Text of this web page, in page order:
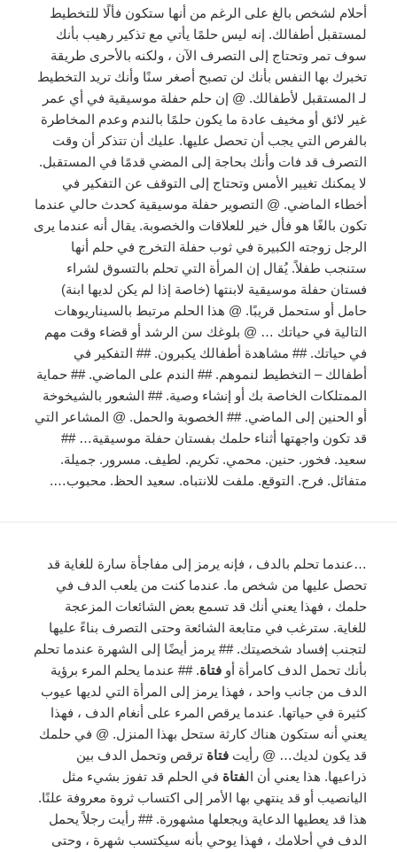
أحلام لشخص بالغ على الرغم من أنها ستكون فألًا للتخطيط
لمستقبل أطفالك. إنه ليس حلمًا يأتي مع تذكير رهيب بأنك
سوف تمر وتحتاج إلى التصرف الآن ، ولكنه بالأحرى طريقة
تخبرك بها النفس بأنك لن تصبح أصغر سنًا وأنك تريد التخطيط
لـ المستقبل لأطفالك. @ إن حلم حفلة موسيقية في أي عمر
غير لائق أو مخيف عادة ما يكون حلمًا بالندم وعدم المخاطرة
بالفرص التي يجب أن تحصل عليها. عليك أن تتذكر أن وقت
التصرف قد فات وأنك بحاجة إلى المضي قدمًا في المستقبل.
لا يمكنك تغيير الأمس وتحتاج إلى التوقف عن التفكير في
أخطاء الماضي. @ التصوير حفلة موسيقية كحدث حالي عندما
تكون بالغًا هو فأل خير للعلاقات والخصوبة. يقال أنه عندما يرى
الرجل زوجته الكبيرة في ثوب حفلة التخرج في حلم أنها
ستنجب طفلاً. يُقال إن المرأة التي تحلم بالتسوق لشراء
فستان حفلة موسيقية لابنتها (خاصة إذا لم يكن لديها ابنة)
حامل أو ستحمل قريبًا. @ هذا الحلم مرتبط بالسيناريوهات
التالية في حياتك … @ بلوغك سن الرشد أو قضاء وقت مهم
في حياتك. ## مشاهدة أطفالك يكبرون. ## التفكير في
أطفالك – التخطيط لنموهم. ## الندم على الماضي. ## حماية
الممتلكات الخاصة بك أو إنشاء وصية. ## الشعور بالشيخوخة
أو الحنين إلى الماضي. ## الخصوبة والحمل. @ المشاعر التي
قد تكون واجهتها أثناء حلمك بفستان حفلة موسيقية… ##
سعيد. فخور. حنين. محمي. تكريم. لطيف. مسرور. جميلة.
متفائل. فرح. التوقع. ملفت للانتباه. سعيد الحظ. محبوب….
…عندما تحلم بالدف ، فإنه يرمز إلى مفاجأة سارة للغاية قد
تحصل عليها من شخص ما. عندما كنت من يلعب الدف في
حلمك ، فهذا يعني أنك قد تسمع بعض الشائعات المزعجة
للغاية. سترغب في متابعة الشائعة وحتى التصرف بناءً عليها
لتجنب إفساد شخصيتك. ## يرمز أيضًا إلى الشهرة عندما تحلم
بأنك تحمل الدف كامرأة أوفتاة. ## عندما يحلم المرء برؤية
الدف من جانب واحد ، فهذا يرمز إلى المرأة التي لديها عيوب
كثيرة في حياتها. عندما يرقص المرء على أنغام الدف ، فهذا
يعني أنه ستكون هناك كارثة ستحل بهذا المنزل. @ في حلمك
قد يكون لديك… @ رأيتفتاة ترقص وتحمل الدف بين
ذراعيها. هذا يعني أن الفتاة في الحلم قد تفوز بشيء مثل
اليانصيب أو قد ينتهي بها الأمر إلى اكتساب ثروة معروفة علنًا.
هذا قد يعطيها الدعاية ويجعلها مشهورة. ## رأيت رجلاً يحمل
الدف في أحلامك ، فهذا يوحي بأنه سيكتسب شهرة ، وحتى